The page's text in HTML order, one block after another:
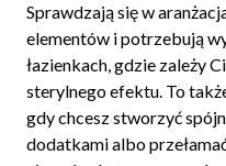
Sprawdzają się w
elementów i potrzebują
łazienkach, gdzie zależy
sterylnego efektu. To
gdy chcesz stworzyć
dodatkami albo